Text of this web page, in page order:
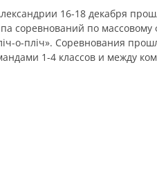
16-18 декабря
соревнований по
о-пліч». Соревнования
1-4 классов и между